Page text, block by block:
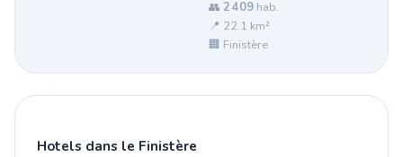
👥 2 409 hab.
📍 22.1 km²
🏢 Finistère
Hotels dans le Finistère